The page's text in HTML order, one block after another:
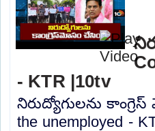
- KTR |10tv
నిరుద్యోగులను
the unemployed -